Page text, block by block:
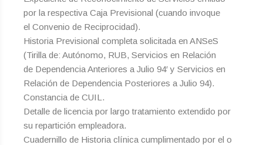
por la respectiva Caja Previsional (cuando invoque
el Convenio de Reciprocidad).
Historia Previsional completa solicitada en ANSeS
(Tirilla de: Autónomo, RUB, Servicios en Relación
de Dependencia Anteriores a Julio 94′ y Servicios en
Relación de Dependencia Posteriores a Julio 94).
Constancia de CUIL.
Detalle de licencia por largo tratamiento extendido por
su repartición empleadora.
Cuadernillo de Historia clínica cumplimentado por el o